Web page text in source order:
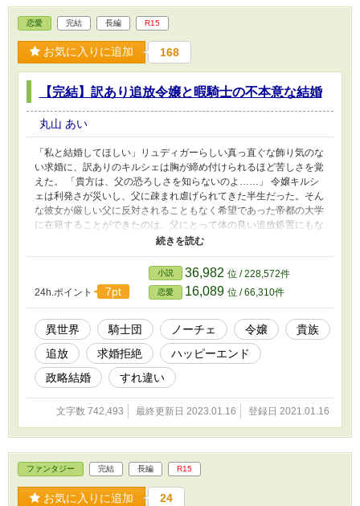
恋愛 完結 長編 R15
お気に入りに追加 168
【完結】訳あり追放令嬢と暇騎士の不本意な結婚
丸山 あい
「私と結婚してほしい」リュディガーらしい真っ直ぐな飾り気のな
い求婚に、訳ありのキルシェは胸が締め付けられるほど苦しさを覚
えた。 「貴方は、父の恐ろしさを知らないのよ……」 令嬢キルシ
ェは利発さが災いし、父に疎まれ虐げられてきた半生だった。そん
な彼女が厳しい父に反対されることもなく希望であった帝都の大学
に在籍することができたのは、父にとって体の良い追放処置にもな
ったから。 そんなある日、暇をもらい学を修めている龍騎士リュ
ディガーの指南役になり、ふたりはゆっくりと心を通わせ合ってい
く。自分の人生には無縁と思われていた恋や愛＿＿遂には想い合う
人から求婚までされたものの、彼の前から多くを語らないままキル
シェは消えた。 彼女は、不慮の事故で命を落としてしまったの
だ。 しかし、ふたりの物語はそこで終わりにはならなかった＿
＿。 相思相愛からの失意。からの＿＿制約が多く全てを明かせな
い訳ありの追放令嬢と、志を抱いた愚直な騎士が紡ぐ恋物語。 ※
本編は完結となりますが、端折った話は数話の短いお話として公開
していきます。 ※他サイト様にも連載中 ※「【完結】わするるも
の 〜龍の騎士団と片翼族と神子令嬢〜」と同じ世界観で、より前
の時代の話ですが、こちらだけでもお楽しみいただける構成になっ
ています。
24h.ポイント 7pt
小説 36,982 位 / 228,572件
恋愛 16,089 位 / 66,310件
異世界 騎士団 ノーチェ 令嬢
貴族
追放
求婚拒絶
ハッピーエンド
政略結婚
すれ違い
文字数 742,493 最終更新日 2023.01.16 登録日 2021.01.16
ファンタジー 完結 長編 R15
お気に入りに追加 24